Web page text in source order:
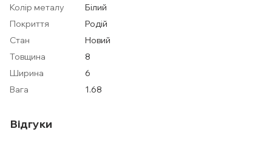
Колір металу
Білий
Покриття
Родій
Стан
Новий
Товщина
8
Ширина
6
Вага
1.68
Відгуки